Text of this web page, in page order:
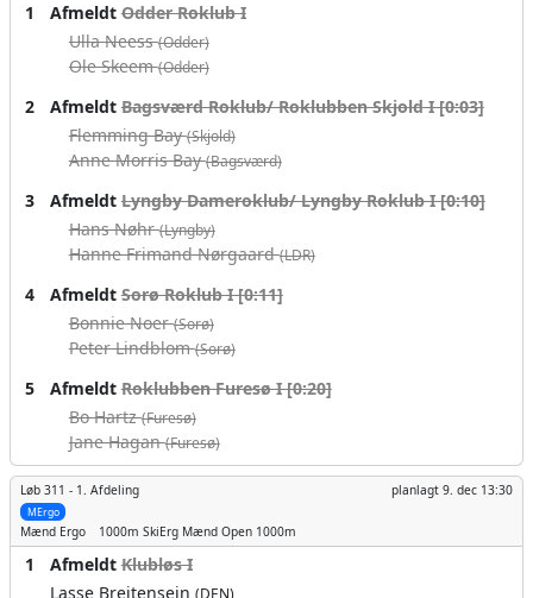
1 AfmeldtOdder Roklub I
Ulla Neess(Odder)
Ole Skeem(Odder)
2 AfmeldtBagsværd Roklub/ Roklubben Skjold I [0:03]
Flemming Bay(Skjold)
Anne Morris Bay(Bagsværd)
3 AfmeldtLyngby Dameroklub/ Lyngby Roklub I [0:10]
Hans Nøhr(Lyngby)
Hanne Frimand Nørgaard(LDR)
4 AfmeldtSorø Roklub I [0:11]
Bonnie Noer(Sorø)
Peter Lindblom(Sorø)
5 AfmeldtRoklubben Furesø I [0:20]
Bo Hartz(Furesø)
Jane Hagan(Furesø)
Løb 311 - 1. Afdeling planlagt 9. dec 13:30
MErgo
Mænd Ergo 1000m SkiErg Mænd Open 1000m
1 AfmeldtKlubløs I
Lasse Breitensein